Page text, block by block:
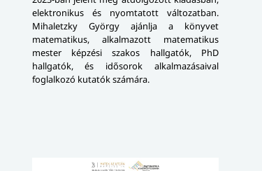
elektronikus és nyomtatott változatban.
Mihaletzky György ajánlja a könyvet
matematikus, alkalmazott matematikus
mester képzési szakos hallgatók, PhD
hallgatók, és idősorok alkalmazásaival
foglalkozó kutatók számára.